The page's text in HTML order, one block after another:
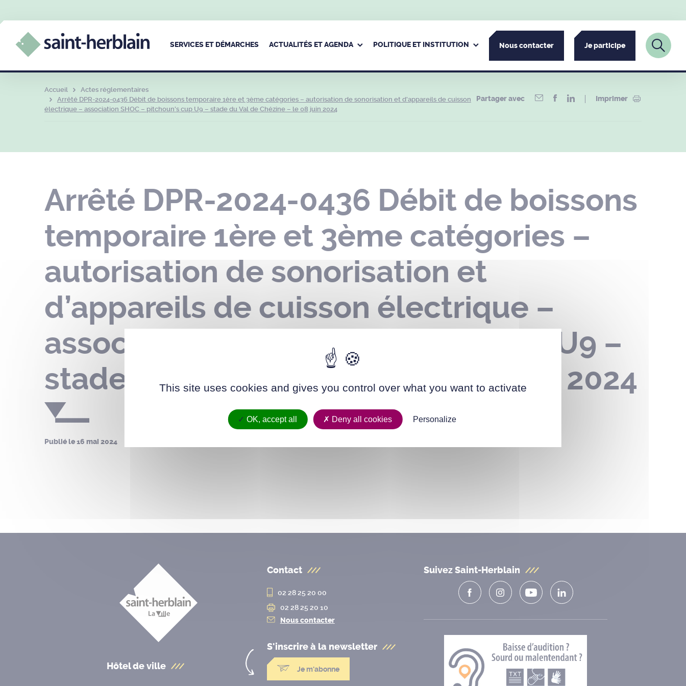
SERVICES ET DÉMARCHES ACTUALITÉS ET AGENDA POLITIQUE ET INSTITUTION Nous contacter Je participe
Accueil
Actes réglementaires
Arrêté DPR-2024-0436 Débit de boissons temporaire 1ère et 3ème catégories – autorisation de sonorisation et d’appareils de cuisson
électrique – association SHOC – pitchoun’s cup U9 – stade du Val de Chézine – le 08 juin 2024
Partager avec Imprimer
Arrêté DPR-2024-0436 Débit de boissons
temporaire 1ère et 3ème catégories –
autorisation de sonorisation et
d’appareils de cuisson électrique –
association SHOC – pitchoun’s cup U9 –
stade du Val de Chézine – le 08 juin 2024
Publié le16 mai 2024
Hôtel de ville
Contact
02 28 25 20 00
02 28 25 20 10
Nous contacter
S'inscrire à la newsletter
Je m'abonne
Suivez Saint-Herblain
This site uses cookies and gives you control over what you want to activate
OK, accept all Deny all cookies Personalize